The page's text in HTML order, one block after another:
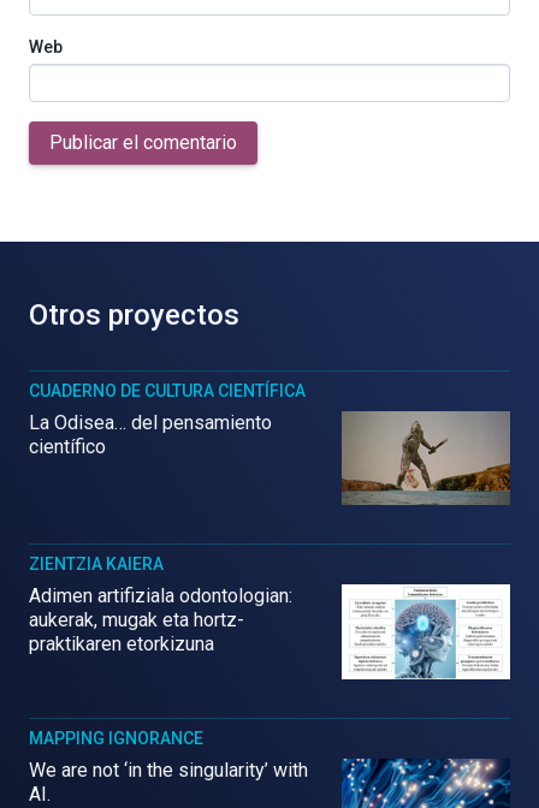
Web
Publicar el comentario
Otros proyectos
CUADERNO DE CULTURA CIENTÍFICA
La Odisea… del pensamiento
científico
ZIENTZIA KAIERA
Adimen artifiziala odontologian:
aukerak, mugak eta hortz-
praktikaren etorkizuna
MAPPING IGNORANCE
We are not ‘in the singularity’ with
AI.